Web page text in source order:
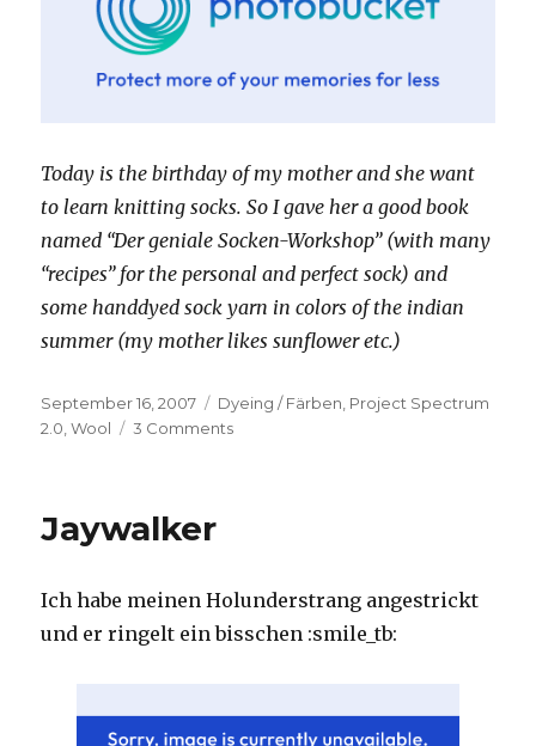
Today is the birthday of my mother and she want
to learn knitting socks. So I gave her a good book
named “Der geniale Socken-Workshop” (with many
“recipes” for the personal and perfect sock) and
some handdyed sock yarn in colors of the indian
summer (my mother likes sunflower etc.)
Posted
on
September 16, 2007 Categories
Dyeing / Färben, Project Spectrum
2.0,Wool 3 Commentson
Spectrum)
Jaywalker
Ich habe meinen Holunderstrang angestrickt
und er ringelt ein bisschen :smile_tb: